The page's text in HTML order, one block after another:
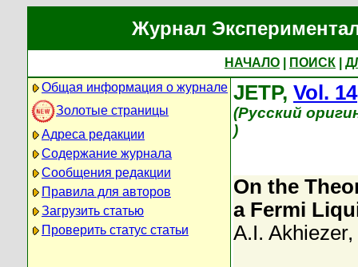
Журнал
НАЧАЛО ПОИСК
Общая информация о журнале
Золотые страницы
Адреса редакции
Содержание журнала
Сообщения редакции
Правила для авторов
Загрузить статью
Проверить статус статьи
JETP, Vol. 14
(Русский
)
On the
a Fermi
A.I. Akhiezer,